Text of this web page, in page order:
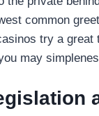
common
try a great
may